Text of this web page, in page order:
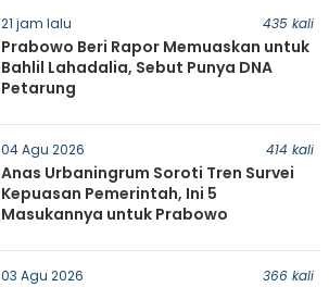
21 jam lalu 435 kali
Prabowo Beri Rapor Memuaskan untuk
Bahlil Lahadalia, Sebut Punya DNA
Petarung
04 Agu 2026 414 kali
Anas Urbaningrum Soroti Tren Survei
Kepuasan Pemerintah, Ini 5
Masukannya untuk Prabowo
03 Agu 2026 366 kali